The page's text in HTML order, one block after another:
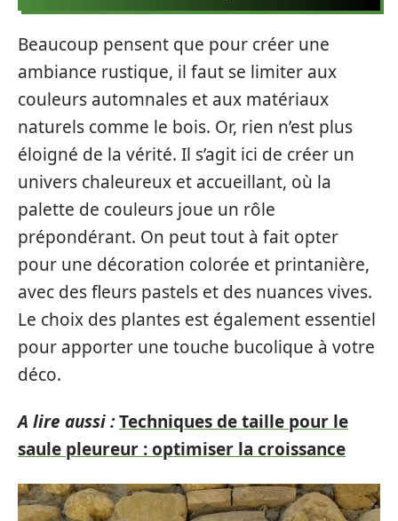
Beaucoup pensent que pour créer une
ambiance rustique, il faut se limiter aux
couleurs automnales et aux matériaux
naturels comme le bois. Or, rien n’est plus
éloigné de la vérité. Il s’agit ici de créer un
univers chaleureux et accueillant, où la
palette de couleurs joue un rôle
prépondérant. On peut tout à fait opter
pour une décoration colorée et printanière,
avec des fleurs pastels et des nuances vives.
Le choix des plantes est également essentiel
pour apporter une touche bucolique à votre
déco.
A lire aussi :Techniques de taille pour le
saule pleureur : optimiser la croissance